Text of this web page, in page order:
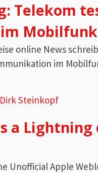
Telekom
Mobilfunk
online News
im
Dirk Steinkopf
a
Unofficial Apple